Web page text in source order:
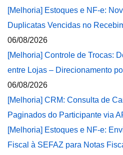
[Melhoria] Estoques e NF-e:
Duplicatas Vencidas no
06/08/2026
[Melhoria] Controle de Trocas:
entre Lojas – Direcionamento
06/08/2026
[Melhoria] CRM: Consulta de
Paginados do Participante via
[Melhoria] Estoques e NF-e:
Fiscal à SEFAZ para Notas